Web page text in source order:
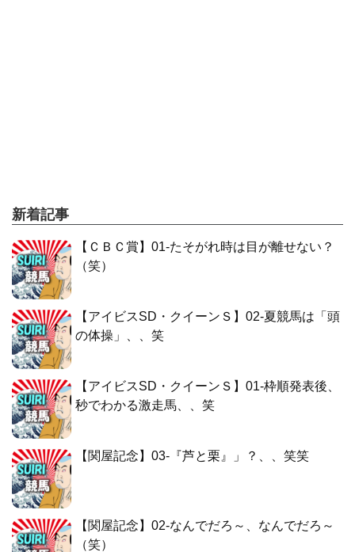
新着記事
【ＣＢＣ賞】01-たそがれ時は目が離せない？
（笑）
【アイビスSD・クイーンＳ】02-夏競馬は「頭
の体操」、、笑
【アイビスSD・クイーンＳ】01-枠順発表後、
秒でわかる激走馬、、笑
【関屋記念】03-『芦と栗』」？、、笑笑
【関屋記念】02-なんでだろ～、なんでだろ～
（笑）